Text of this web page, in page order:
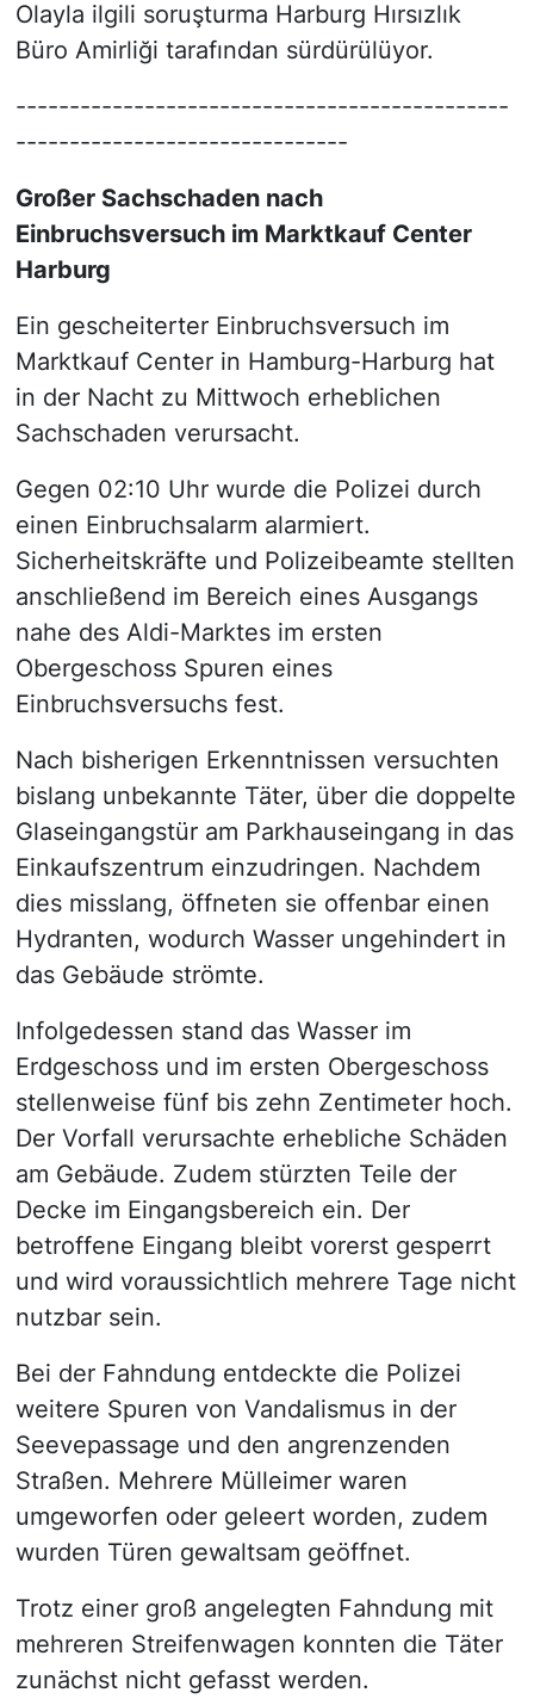
Olayla ilgili soruşturma Harburg Hırsızlık
Büro Amirliği tarafından sürdürülüyor.
----------------------------------------------
-------------------------------
Großer Sachschaden nach
Einbruchsversuch im Marktkauf Center
Harburg
Ein gescheiterter Einbruchsversuch im
Marktkauf Center in Hamburg-Harburg hat
in der Nacht zu Mittwoch erheblichen
Sachschaden verursacht.
Gegen 02:10 Uhr wurde die Polizei durch
einen Einbruchsalarm alarmiert.
Sicherheitskräfte und Polizeibeamte stellten
anschließend im Bereich eines Ausgangs
nahe des Aldi-Marktes im ersten
Obergeschoss Spuren eines
Einbruchsversuchs fest.
Nach bisherigen Erkenntnissen versuchten
bislang unbekannte Täter, über die doppelte
Glaseingangstür am Parkhauseingang in das
Einkaufszentrum einzudringen. Nachdem
dies misslang, öffneten sie offenbar einen
Hydranten, wodurch Wasser ungehindert in
das Gebäude strömte.
Infolgedessen stand das Wasser im
Erdgeschoss und im ersten Obergeschoss
stellenweise fünf bis zehn Zentimeter hoch.
Der Vorfall verursachte erhebliche Schäden
am Gebäude. Zudem stürzten Teile der
Decke im Eingangsbereich ein. Der
betroffene Eingang bleibt vorerst gesperrt
und wird voraussichtlich mehrere Tage nicht
nutzbar sein.
Bei der Fahndung entdeckte die Polizei
weitere Spuren von Vandalismus in der
Seevepassage und den angrenzenden
Straßen. Mehrere Mülleimer waren
umgeworfen oder geleert worden, zudem
wurden Türen gewaltsam geöffnet.
Trotz einer groß angelegten Fahndung mit
mehreren Streifenwagen konnten die Täter
zunächst nicht gefasst werden.